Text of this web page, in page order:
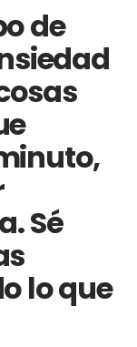
de
Sé
lo que